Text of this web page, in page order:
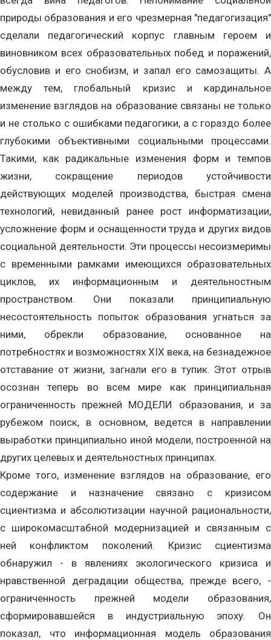
природы образования и его чрезмерная "педагогизация"
сделали педагогический корпус главным героем и
виновником всех образовательных побед и поражений,
обусловив и его снобизм, и запал его самозащиты. А
между тем, глобальный кризис и кардинальное
изменение взглядов на образование связаны не только
и не столько с ошибками педагогики, а с гораздо более
глубокими объективными социальными процессами.
Такими, как радикальные изменения форм и темпов
жизни, сокращение периодов устойчивости
действующих моделей производства, быстрая смена
технологий, невиданный ранее рост информатизации,
усложнение форм и оснащенности труда и других видов
социальной деятельности. Эти процессы несоизмеримы
с временными рамками имеющихся образовательных
циклов, их информационным и деятельностным
пространством. Они показали принципиальную
несостоятельность попыток образования угнаться за
ними, обрекли образование, основанное на
потребностях и возможностях ХIХ века, на безнадежное
отставание от жизни, загнали его в тупик. Этот отрыв
осознан теперь во всем мире как принципиальная
ограниченность прежней МОДЕЛИ образования, и за
рубежом поиск, в основном, ведется в направлении
выработки принципиально иной модели, построенной на
других целевых и деятельностных принципах.
Кроме того, изменение взглядов на образование, его
содержание и назначение связано с кризисом
сциентизма и абсолютизации научной рациональности,
с широкомасштабной модернизацией и связанным с
ней конфликтом поколений. Кризис сциентизма
обнаружил - в явлениях экологического кризиса и
нравственной деградации общества, прежде всего, -
ограниченность прежней модели образования,
сформировавшейся в индустриальную эпоху. Он
показал, что информационная модель образования